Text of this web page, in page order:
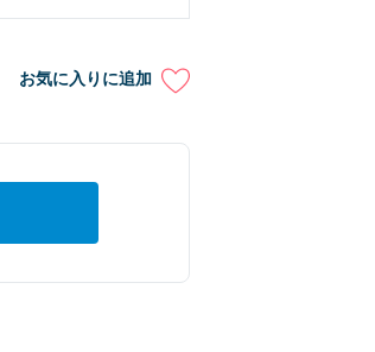
お気に入りに追加